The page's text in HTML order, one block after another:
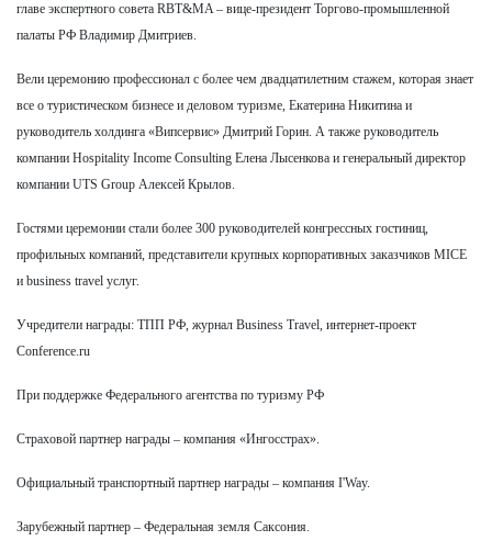
главе экспертного совета RBT&MA – вице-президент Торгово-промышленной
палаты РФ Владимир Дмитриев.
Вели церемонию профессионал с более чем двадцатилетним стажем, которая знает
все о туристическом бизнесе и деловом туризме, Екатерина Никитина и
руководитель холдинга «Випсервис» Дмитрий Горин. А также руководитель
компании Hospitality Income Consulting Елена Лысенкова и генеральный директор
компании UTS Group Алексей Крылов.
Гостями церемонии стали более 300 руководителей конгрессных гостиниц,
профильных компаний, представители крупных корпоративных заказчиков MICE
и business travel услуг.
Учредители награды: ТПП РФ, журнал Business Travel, интернет-проект
Conference.ru
При поддержке Федерального агентства по туризму РФ
Страховой партнер награды – компания «Ингосстрах».
Официальный транспортный партнер награды – компания I'Way.
Зарубежный партнер – Федеральная земля Саксония.